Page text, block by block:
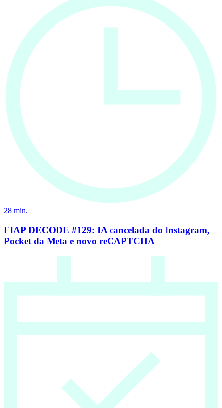
28 min.
FIAP DECODE #129: IA cancelada do Instagram,
Pocket da Meta e novo reCAPTCHA